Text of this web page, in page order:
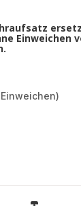
Einweichen